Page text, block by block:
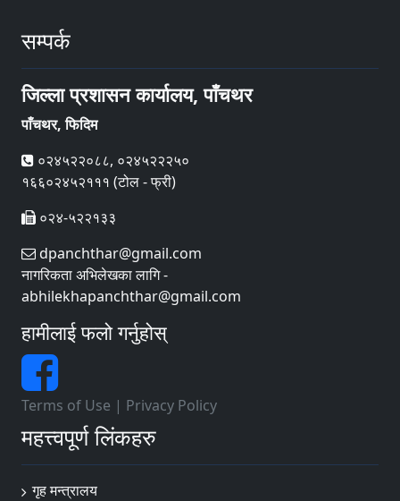
सम्पर्क
जिल्ला प्रशासन कार्यालय, पाँचथर
पाँचथर, फिदिम
०२४५२२०८८, ०२४५२२२५०
१६६०२४५२१११ (टोल - फ्री)
०२४-५२२१३३
dpanchthar@gmail.com
नागरिकता अभिलेखका लागि -
abhilekhapanchthar@gmail.com
हामीलाई फलो गर्नुहोस्
Terms of Use | Privacy Policy
महत्त्वपूर्ण लिंकहरु
गृह मन्त्रालय